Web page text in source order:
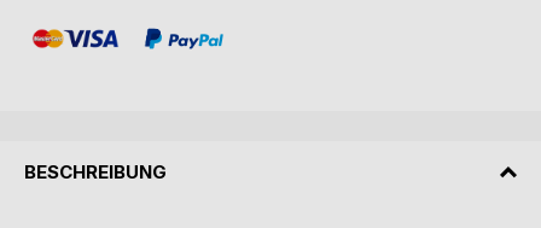
BESCHREIBUNG